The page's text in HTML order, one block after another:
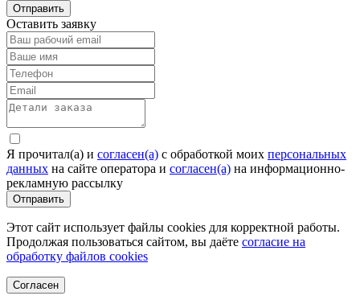
Отправить
Оставить заявку
Я прочитал(а) и согласен(а) c обработкой моих персональных
данных на сайте оператора и согласен(а) на информационно-
рекламную рассылку
Отправить
Этот сайт использует файлы cookies для корректной работы.
Продолжая пользоваться сайтом, вы даёте согласие на
обработку файлов cookies
Согласен